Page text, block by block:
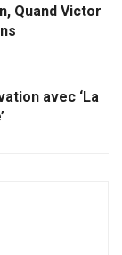
Quand Victor
avec ‘La